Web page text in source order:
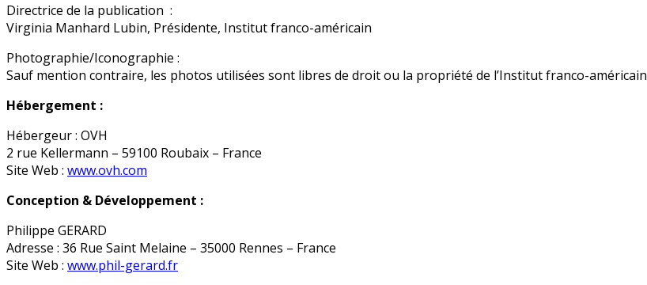
Directrice de la publication :
Virginia Manhard Lubin, Présidente, Institut franco-américain
Photographie/Iconographie :
Sauf mention contraire, les photos utilisées sont libres de droit ou la propriété de l’Institut franco-américain
Hébergement :
Hébergeur : OVH
2 rue Kellermann – 59100 Roubaix – France
Site Web : www.ovh.com
Conception & Développement :
Philippe GERARD
Adresse : 36 Rue Saint Melaine – 35000 Rennes – France
Site Web : www.phil-gerard.fr